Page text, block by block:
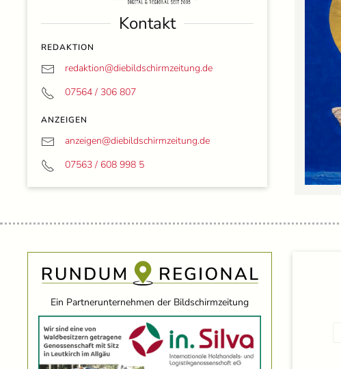
Kontakt
REDAKTION
redaktion@diebildschirmzeitung.de
07564 / 306 807
ANZEIGEN
anzeigen@diebildschirmzeitung.de
07563 / 608 998 5
Ein Partnerunternehmen der Bildschirmzeitung